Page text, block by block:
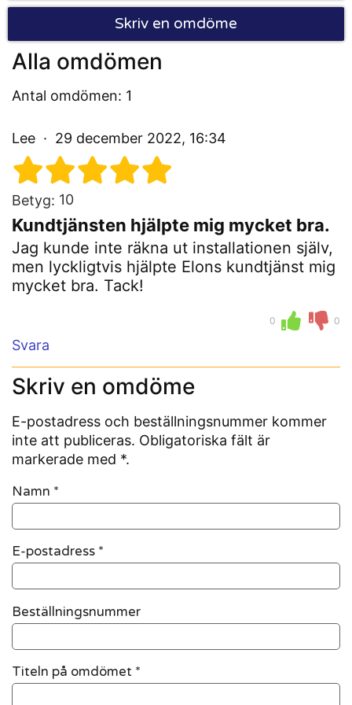
Skriv en omdöme
Alla omdömen
Antal omdömen: 1
Lee 29 december 2022, 16:34
Betyg: 10
Kundtjänsten hjälpte mig mycket bra.
Jag kunde inte räkna ut installationen själv,
men lyckligtvis hjälpte Elons kundtjänst mig
mycket bra. Tack!
0 0
Svara
Skriv en omdöme
E-postadress och beställningsnummer kommer
inte att publiceras. Obligatoriska fält är
markerade med *.
Namn *
E-postadress *
Beställningsnummer
Titeln på omdömet *